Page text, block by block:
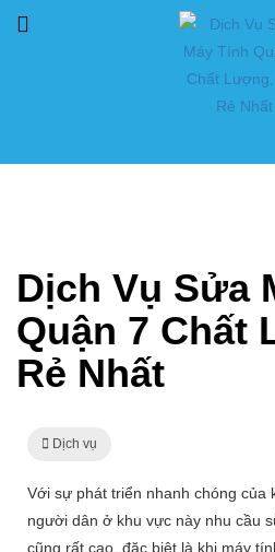
Dịch Vụ Sửa
Quận 7 Chất
Rẻ Nhất
Dịch vụ
Với sự phát triển nhanh chóng của
người dân ở khu vực này nhu cầu
cũng rất cao, đặc biệt là khi máy